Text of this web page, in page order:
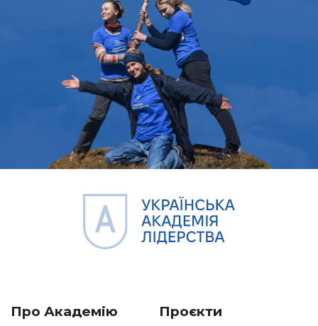
Про Академію Проєкти